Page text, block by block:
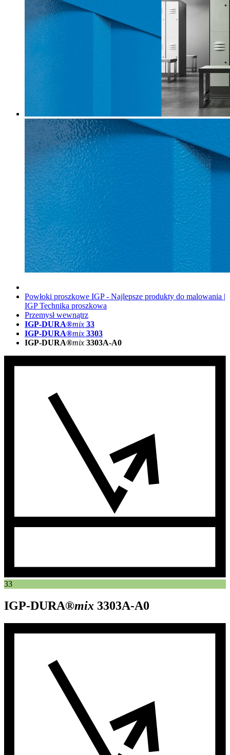
Powłoki proszkowe IGP - Najlepsze produkty do malowania |
IGP Technika proszkowa
Przemysł wewnątrz
IGP-DURA®mix 33
IGP-DURA®mix 3303
IGP-DURA®mix 3303A-A0
33
IGP-DURA®mix 3303A-A0